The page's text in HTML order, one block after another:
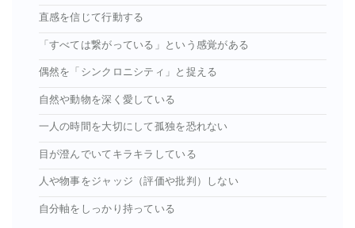
直感を信じて行動する
「すべては繋がっている」という感覚がある
偶然を「シンクロニシティ」と捉える
自然や動物を深く愛している
一人の時間を大切にして孤独を恐れない
目が澄んでいてキラキラしている
人や物事をジャッジ（評価や批判）しない
自分軸をしっかり持っている